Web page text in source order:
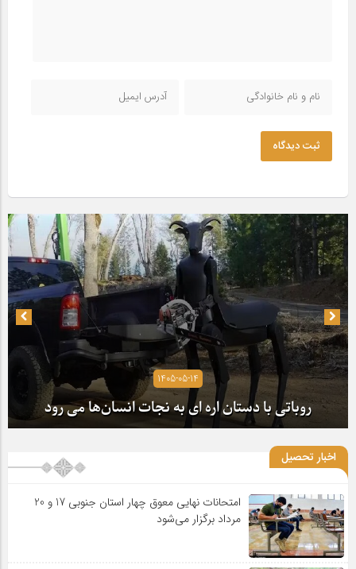
ثبت دیدگاه
1405-05-14
روباتی با دستان اره ای به نجات انسان‌ها می رود
اخبار تحصیل
امتحانات نهایی معوق چهار استان جنوبی 17 و 20
مرداد برگزار می‌شود